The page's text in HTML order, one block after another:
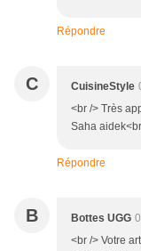
Répondre
C CuisineStyle
<br /> Très
Saha
Répondre
B Bottes UGG
<br /> Votre